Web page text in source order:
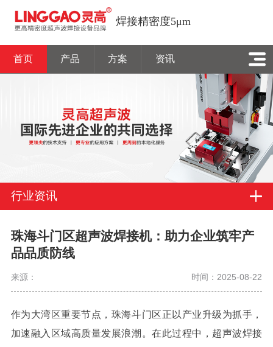
焊接精密度5μm
首页 产品 方案 资讯
行业资讯
珠海斗门区超声波焊接机：助力企业筑牢产
品品质防线
来源： 时间：2025-08-22
作为大湾区重要节点，珠海斗门区正以产业升级为抓手，
加速融入区域高质量发展浪潮。在此过程中，超声波焊接